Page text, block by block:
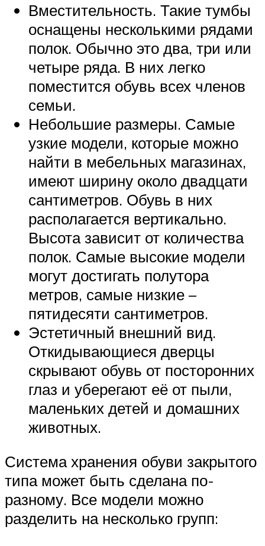
Вместительность. Такие тумбы
оснащены несколькими рядами
полок. Обычно это два, три или
четыре ряда. В них легко
поместится обувь всех членов
семьи.
Небольшие размеры. Самые
узкие модели, которые можно
найти в мебельных магазинах,
имеют ширину около двадцати
сантиметров. Обувь в них
располагается вертикально.
Высота зависит от количества
полок. Самые высокие модели
могут достигать полутора
метров, самые низкие –
пятидесяти сантиметров.
Эстетичный внешний вид.
Откидывающиеся дверцы
скрывают обувь от посторонних
глаз и уберегают её от пыли,
маленьких детей и домашних
животных.
Система хранения обуви закрытого
типа может быть сделана по-
разному. Все модели можно
разделить на несколько групп: